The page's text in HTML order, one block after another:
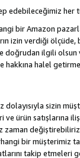
edebileceğimiz
bir Amazon
izin verdiği
doğrudan ilgili
halel
dolayısıyla sizin
ürün satışlarına
zaman
bir müşterimiz
takip etmeleri